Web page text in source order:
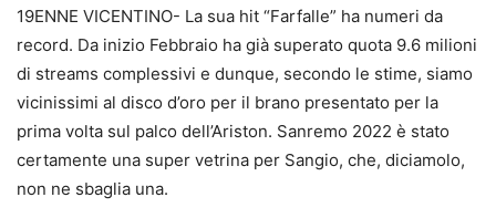
19ENNE VICENTINO- La sua hit “Farfalle” ha numeri da
record. Da inizio Febbraio ha già superato quota 9.6 milioni
di streams complessivi e dunque, secondo le stime, siamo
vicinissimi al disco d’oro per il brano presentato per la
prima volta sul palco dell’Ariston. Sanremo 2022 è stato
certamente una super vetrina per Sangio, che, diciamolo,
non ne sbaglia una.